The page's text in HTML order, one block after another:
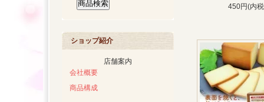
ショップ紹介
店舗案内
会社概要
商品構成
450円(内